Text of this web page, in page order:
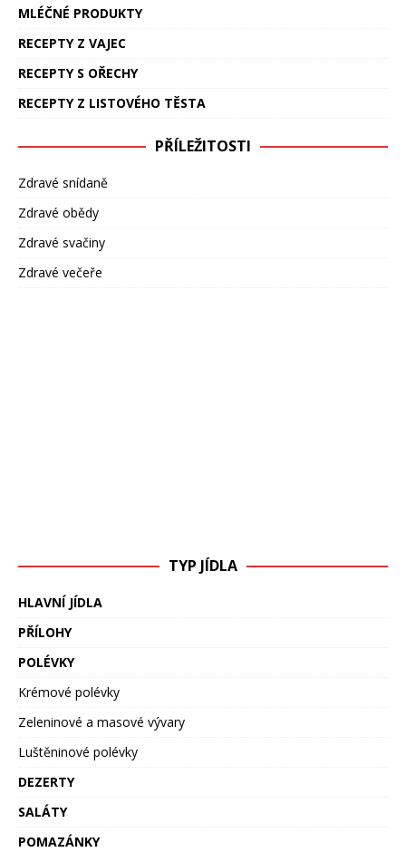
MLÉČNÉ PRODUKTY
RECEPTY Z VAJEC
RECEPTY S OŘECHY
RECEPTY Z LISTOVÉHO TĚSTA
PŘÍLEŽITOSTI
Zdravé snídaně
Zdravé obědy
Zdravé svačiny
Zdravé večeře
TYP JÍDLA
HLAVNÍ JÍDLA
PŘÍLOHY
POLÉVKY
Krémové polévky
Zeleninové a masové vývary
Luštěninové polévky
DEZERTY
SALÁTY
POMAZÁNKY